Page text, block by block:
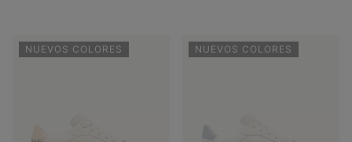
NUEVOS COLORES NUEVOS COLORES